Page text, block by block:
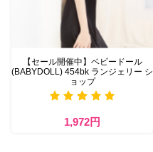
【セール開催中】ベビードール
(BABYDOLL) 454bk ランジェリー シ
ョップ
1,972円